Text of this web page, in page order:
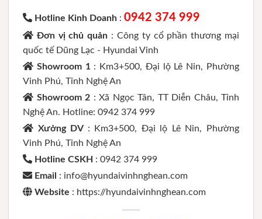
Hotline Kinh Doanh : 0942 374 999
Đơn vị chủ quản : Công ty cổ phần thương mại
quốc tế Dũng Lạc - Hyundai Vinh
Showroom 1 : Km3+500, Đại lộ Lê Nin, Phường
Vinh Phú, Tỉnh Nghệ An
Showroom 2 : Xã Ngọc Tân, TT Diễn Châu, Tỉnh
Nghệ An. Hotline: 0942 374 999
Xưởng DV : Km3+500, Đại lộ Lê Nin, Phường
Vinh Phú, Tỉnh Nghệ An
Hotline CSKH : 0942 374 999
Email : info@hyundaivinhnghean.com
Website : https://hyundaivinhnghean.com